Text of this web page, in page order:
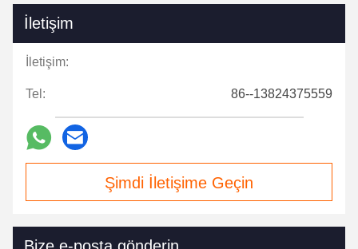
İletişim
İletişim:
Tel: 86--13824375559
Şimdi İletişime Geçin